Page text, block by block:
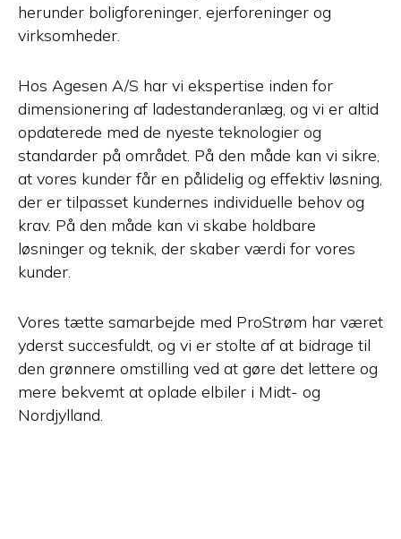
herunder boligforeninger, ejerforeninger og
virksomheder.
Hos Agesen A/S har vi ekspertise inden for
dimensionering af ladestanderanlæg, og vi er altid
opdaterede med de nyeste teknologier og
standarder på området. På den måde kan vi sikre,
at vores kunder får en pålidelig og effektiv løsning,
der er tilpasset kundernes individuelle behov og
krav. På den måde kan vi skabe holdbare
løsninger og teknik, der skaber værdi for vores
kunder.
Vores tætte samarbejde med ProStrøm har været
yderst succesfuldt, og vi er stolte af at bidrage til
den grønnere omstilling ved at gøre det lettere og
mere bekvemt at oplade elbiler i Midt- og
Nordjylland.